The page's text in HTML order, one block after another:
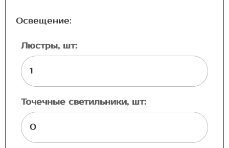
Освещение:
Люстры, шт:
Точечные светильники, шт: